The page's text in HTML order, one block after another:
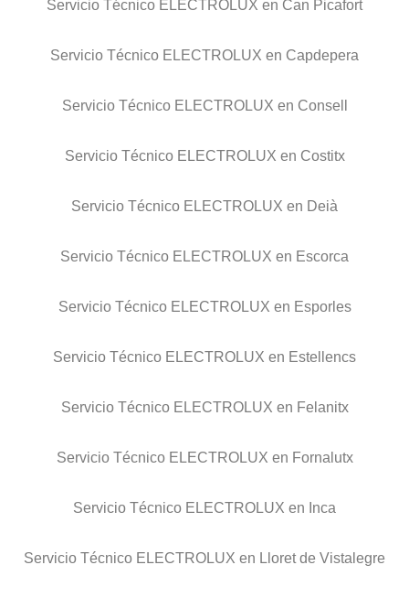
Servicio Técnico ELECTROLUX en Can Picafort
Servicio Técnico ELECTROLUX en Capdepera
Servicio Técnico ELECTROLUX en Consell
Servicio Técnico ELECTROLUX en Costitx
Servicio Técnico ELECTROLUX en Deià
Servicio Técnico ELECTROLUX en Escorca
Servicio Técnico ELECTROLUX en Esporles
Servicio Técnico ELECTROLUX en Estellencs
Servicio Técnico ELECTROLUX en Felanitx
Servicio Técnico ELECTROLUX en Fornalutx
Servicio Técnico ELECTROLUX en Inca
Servicio Técnico ELECTROLUX en Lloret de Vistalegre